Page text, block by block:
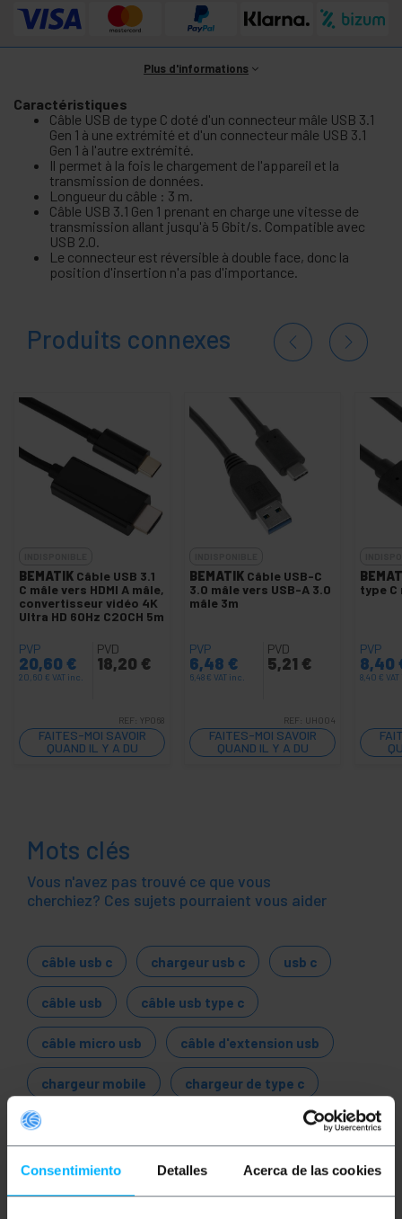
Consentimiento Detalles Acerca de las cookies
Plus d'informations
Caractéristiques
Câble USB de type C doté d'un connecteur mâle USB 3.1
Gen 1 à une extrémité et d'un connecteur mâle USB 3.1
Gen 1 à l'autre extrémité.
Il permet à la fois le chargement de l'appareil et la
transmission de données.
Longueur du câble : 3 m.
Câble USB 3.1 Gen 1 prenant en charge une vitesse de
transmission allant jusqu'à 5 Gbit/s. Compatible avec
USB 2.0.
Le connecteur est réversible à double face, donc la
position d'insertion n'a pas d'importance.
Produits connexes
BEMATIK Câble USB 3.1
C mâle vers HDMI A mâle,
convertisseur vidéo 4K
Ultra HD 60Hz C20CH 5m
PVP
20,60 €
20,60 € VAT inc.
PVD
18,20 €
REF: YP068
FAITES-MOI SAVOIR
QUAND IL Y A DU
STOCK
BEMATIK Câble USB-C
3.0 mâle vers USB-A 3.0
mâle 3m
PVP
6,48 €
6,48 € VAT inc.
PVD
5,21 €
REF: UH004
FAITES-MOI SAVOIR
QUAND IL Y A DU
STOCK
type C
PVP
8,40
8,40 €
Mots clés
Vous n'avez pas trouvé ce que vous
cherchiez? Ces sujets pourraient vous aider
câble usb c chargeur usb c usb c
câble usb câble usb type c
câble micro usb câble d'extension usb
chargeur mobile chargeur de type c
Convertisseur USB USB 1.1 USB 2.0